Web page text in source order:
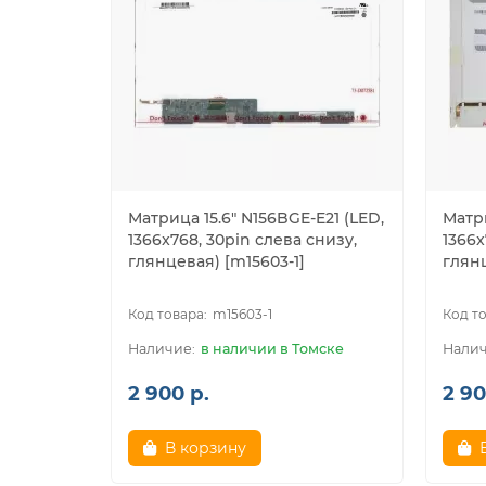
N156BGE-LB1
N156BGE-LA1
N156BGE-L31
N156B6-L0D
LG PHILIPS:
LP156WH3
LP156WHB (TL) (A1), LP156WHB-TLA1
LP156WH3 (TL) (A1), LP156WH3-TLA1
Матрица 15.6" N156BGE-E21 (LED,
1366x768, 30pin слева снизу,
глянцeвая) [m15603-1]
m15603-1
в наличии в Томске
2 900 р.
В корзину
2